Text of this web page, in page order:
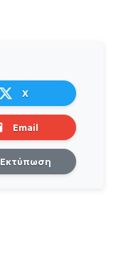
X
Email
Εκτύπωση